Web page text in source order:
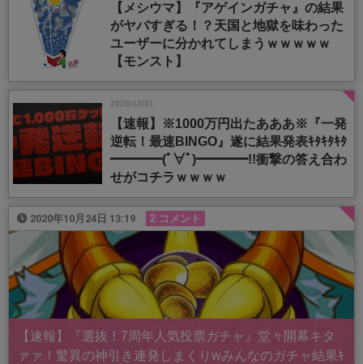
【メシウマ】『アゲインガチャ』の結果
がヤバすぎる！？天国と地獄を味わった
ユーザーに分かれてしまうｗｗｗｗｗ
【モンスト】
2020/12/31
【速報】※1000万円出たあああ※『一発
逆転！最速BINGO』遂に結果発表ｷﾀｷﾀｷﾀ
━━━━(ﾟ∀ﾟ)━━━━!!衝撃の答え合わ
せがコチラｗｗｗｗ
2020年10月24日 13:19 2 コメント
【速報】『選抜！7周年人気投票ガチャ』堂々開幕キタ
ァァ！驚異の神引き連発しまくりwみんなのガチャ結果ｷ